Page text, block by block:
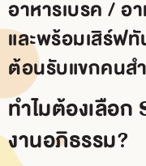
อาหารเบรค / อ
และพร้อมเสิร์ฟทั
ต้อนรับแขกคนส
ทำไมต้องเลือก
งานอภิธรรม?